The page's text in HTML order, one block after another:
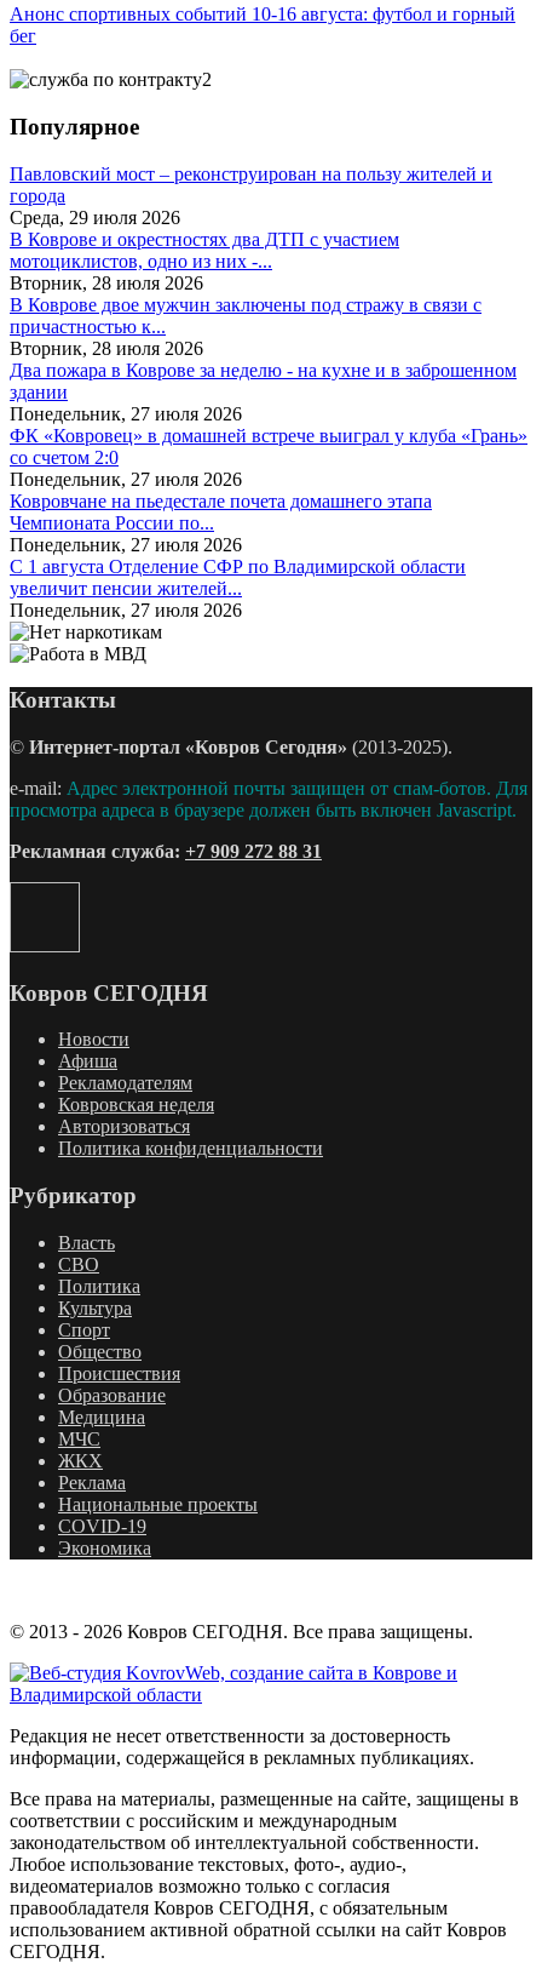
Анонс спортивных событий 10-16 августа: футбол и горный
бег
Популярное
Павловский мост – реконструирован на пользу жителей и
города
Среда, 29 июля 2026
В Коврове и окрестностях два ДТП с участием
мотоциклистов, одно из них -...
Вторник, 28 июля 2026
В Коврове двое мужчин заключены под стражу в связи с
причастностью к...
Вторник, 28 июля 2026
Два пожара в Коврове за неделю - на кухне и в заброшенном
здании
Понедельник, 27 июля 2026
ФК «Ковровец» в домашней встрече выиграл у клуба «Грань»
со счетом 2:0
Понедельник, 27 июля 2026
Ковровчане на пьедестале почета домашнего этапа
Чемпионата России по...
Понедельник, 27 июля 2026
С 1 августа Отделение СФР по Владимирской области
увеличит пенсии жителей...
Понедельник, 27 июля 2026
Контакты
© Интернет-портал «Ковров Сегодня» (2013-2025).
e-mail: Адрес электронной почты защищен от спам-ботов. Для
просмотра адреса в браузере должен быть включен Javascript.
Рекламная служба: +7 909 272 88 31
Ковров СЕГОДНЯ
Новости
Афиша
Рекламодателям
Ковровская неделя
Авторизоваться
Политика конфиденциальности
Рубрикатор
Власть
СВО
Политика
Культура
Спорт
Общество
Происшествия
Образование
Медицина
МЧС
ЖКХ
Реклама
Национальные проекты
COVID-19
Экономика
© 2013 - 2026 Ковров СЕГОДНЯ. Все права защищены.
Редакция не несет ответственности за достоверность
информации, содержащейся в рекламных публикациях.
Все права на материалы, размещенные на сайте, защищены в
соответствии с российским и международным
законодательством об интеллектуальной собственности.
Любое использование текстовых, фото-, аудио-,
видеоматериалов возможно только с согласия
правообладателя Ковров СЕГОДНЯ, с обязательным
использованием активной обратной ссылки на сайт Ковров
СЕГОДНЯ.